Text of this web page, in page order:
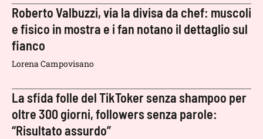
Roberto Valbuzzi, via la divisa da chef: muscoli
e fisico in mostra e i fan notano il dettaglio sul
fianco
Lorena Campovisano
La sfida folle del TikToker senza shampoo per
oltre 300 giorni, followers senza parole:
“Risultato assurdo”